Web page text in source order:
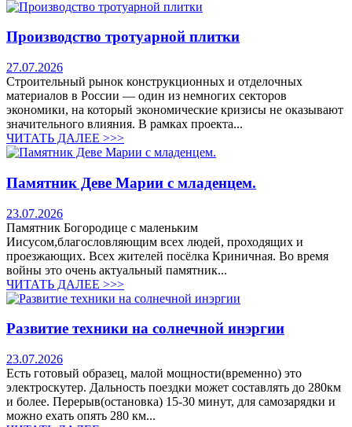
Производство тротуарной плитки
27.07.2026
Строительный рынок конструкционных и отделочных
материалов в России — один из немногих секторов
экономики, на который экономические кризисы не оказывают
значительного влияния. В рамках проекта...
ЧИТАТЬ ДАЛЕЕ >>>
Памятник Деве Марии с младенцем.
23.07.2026
Памятник Богородице с маленьким
Иисусом,благословляющим всех людей, проходящих и
проезжающих. Всех жителей посёлка Криничная. Во время
войны это очень актуальный памятник...
ЧИТАТЬ ДАЛЕЕ >>>
Развитие техники на солнечной инэргии
23.07.2026
Есть готовый образец, малой мощности(временно) это
электроскутер. Дальность поездки может составлять до 280км
и более. Перерыв(остановка) 15-30 минут, для самозарядки и
можно ехать опять 280 км...